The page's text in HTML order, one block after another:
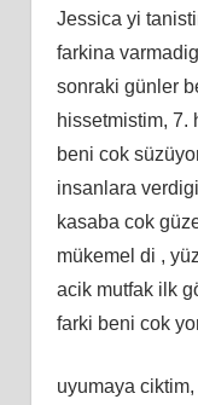
Jessica yi
farkina
sonraki günler
hissetmistim, 7.
beni cok
insanlara
kasaba cok
mükemel di ,
acik mutfak ilk
farki beni cok
uyumaya